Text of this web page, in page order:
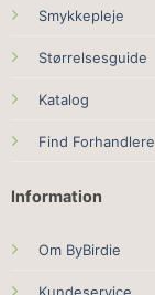
Smykkepleje
Størrelsesguide
Katalog
Find Forhandlere
Information
Om ByBirdie